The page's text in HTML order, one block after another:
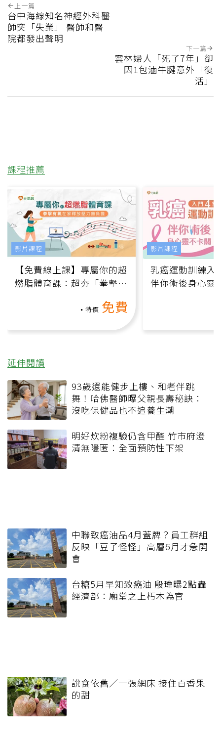
上一篇
台中海線知名神經外科醫
師突「失業」 醫師和醫
院都發出聲明
下一篇
雲林婦人「死了7年」卻
因1包滷牛腱意外「復
活」
課程推薦
【免費線上課】專屬你的超
燃脂體育課：超夯「拳擊有
特價 免費
影片課程
乳癌運動訓練入
伴你術後身心靈
影片課程
延伸閱讀
93歲還能健步上樓、和老伴跳
舞！哈佛醫師曝父親長壽秘訣：
沒吃保健品也不追養生潮
明好炊粉複驗仍含甲醛 竹市府澄
清無隱匿：全面預防性下架
中聯致癌油品4月蓋牌？員工群組
反映「豆子怪怪」高層6月才急開
會
台糖5月早知致癌油 殷瑋曝2點轟
經濟部：廟堂之上朽木為官
說食依舊／一張網床 接住百香果
的甜